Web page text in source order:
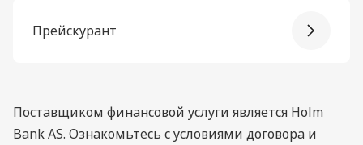
Прейскурант
Поставщиком финансовой услуги является Holm
Bank AS. Ознакомьтесь с условиями договора и